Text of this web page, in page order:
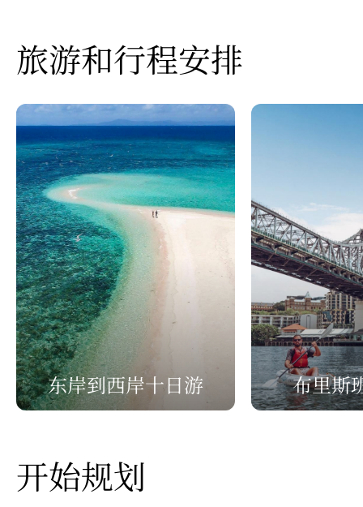
旅游和行程安排
东岸到西岸十日游 布里斯
开始规划